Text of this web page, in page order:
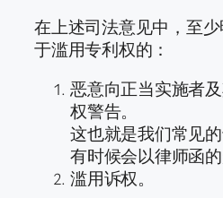
在上述司法意见中，至
于滥用专利权的：
恶意向正当实施者
权警告。
这也就是我们常见
有时候会以律师函的
滥用诉权。